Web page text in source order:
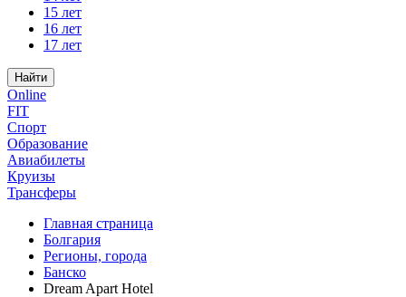
15 лет
16 лет
17 лет
Найти
Online
FIT
Спорт
Образование
Авиабилеты
Круизы
Трансферы
Главная страница
Болгария
Регионы, города
Банско
Dream Apart Hotel